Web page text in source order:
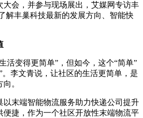
会，并参与现场展出，艾媒网专访丰
解丰巢科技最新的发展方向、智能快
变得更简单”，但如今，这个“简单”
。李文青说，让社区的生活更简单，是
。
末端智能物流服务助力快递公司提升
便捷，作为一个社区开放性末端物流平